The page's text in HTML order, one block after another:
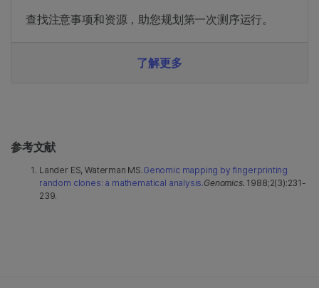
查找注意事项和资源，助您规划第一次测序运行。
了解更多
参考文献
Lander ES, Waterman MS.Genomic mapping by fingerprinting
random clones: a mathematical analysis.Genomics. 1988;2(3):231-
239.